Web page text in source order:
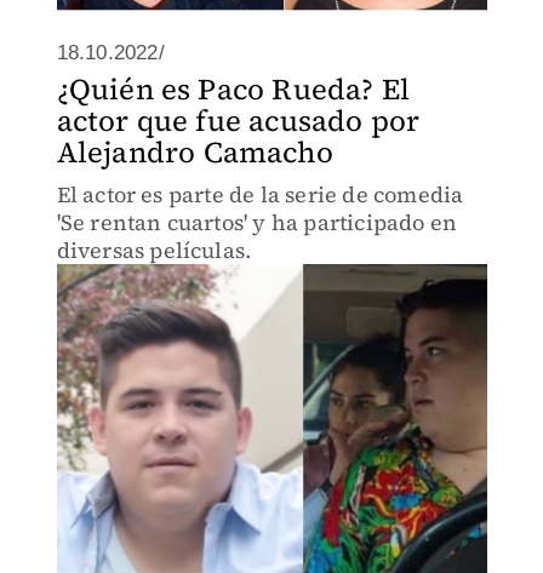
18.10.2022/
¿Quién es Paco Rueda? El
actor que fue acusado por
Alejandro Camacho
El actor es parte de la serie de comedia
'Se rentan cuartos' y ha participado en
diversas películas.